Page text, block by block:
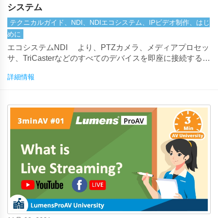
システム
テクニカルガイド、NDI、NDIエコシステム、IPビデオ制作、はじ
めに
エコシステムNDI ®より、PTZカメラ、メディアプロセッ
サ、TriCasterなどのすべてのデバイスを即座に接続するこ
トワーク経由で高品質で低遅延のビデオを送信し、ビデオ
詳細情報